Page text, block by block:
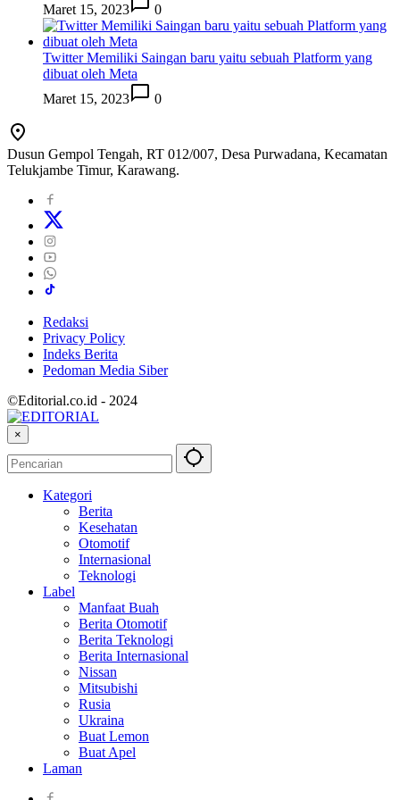
Maret 15, 2023
0
Twitter Memiliki Saingan baru yaitu sebuah Platform yang
dibuat oleh Meta
Maret 15, 2023
0
Dusun Gempol Tengah, RT 012/007, Desa Purwadana, Kecamatan
Telukjambe Timur, Karawang.
Redaksi
Privacy Policy
Indeks Berita
Pedoman Media Siber
©Editorial.co.id - 2024
×
Kategori
Berita
Kesehatan
Otomotif
Internasional
Teknologi
Label
Manfaat Buah
Berita Otomotif
Berita Teknologi
Berita Internasional
Nissan
Mitsubishi
Rusia
Ukraina
Buat Lemon
Buat Apel
Laman